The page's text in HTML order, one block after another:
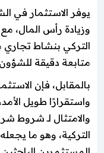
يوفر الاستثمار في
وزيادة رأس المال،
التركي بنشاط تجاري
متابعة دقيقة للشؤون
بالمقابل، فإن
واستقرارًا طويل
والامتثال لـ شروط
التركية، وهو ما